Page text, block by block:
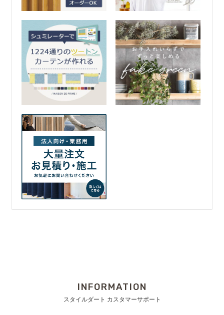
INFORMATION
スタイルダート カスタマーサポート